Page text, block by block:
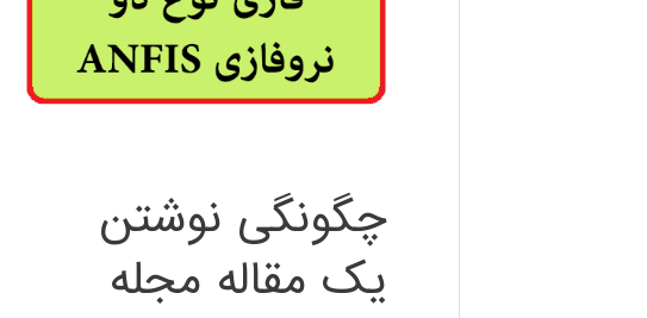
چگونگی نوشتن
یک مقاله مجله